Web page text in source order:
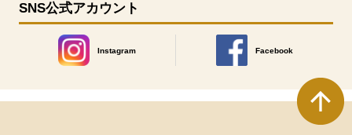
SNS公式アカウント
Instagram
別のウィンドウで開きます。
Facebook
別のウィンドウで開きます